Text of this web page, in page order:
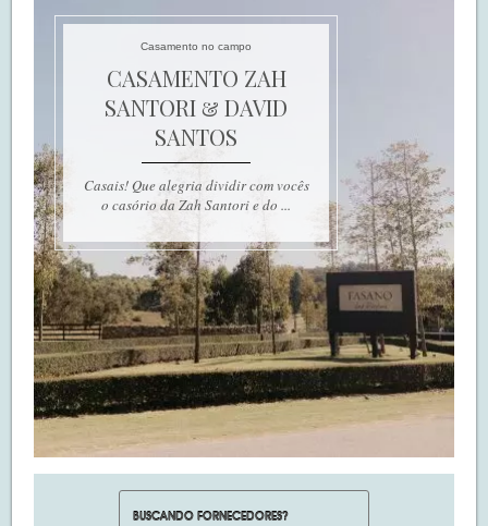
Casamento no campo
CASAMENTO ZAH
SANTORI & DAVID
SANTOS
Casais! Que alegria dividir com vocês
o casório da Zah Santori e do ...